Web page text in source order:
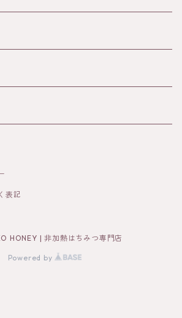
表記
HONEY | 非加熱はちみつ専門店
Powered by